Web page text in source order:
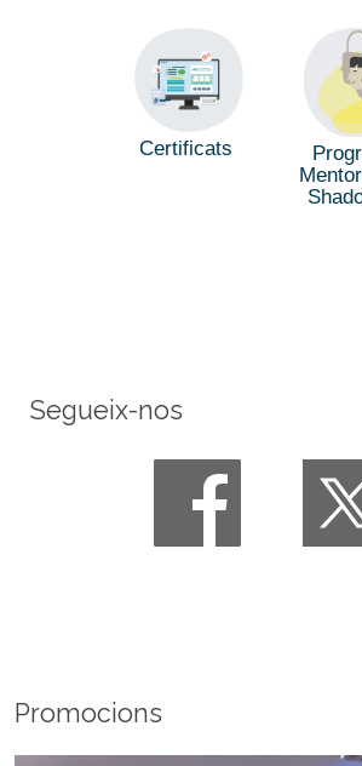
Certificats
Segueix-nos
Promocions